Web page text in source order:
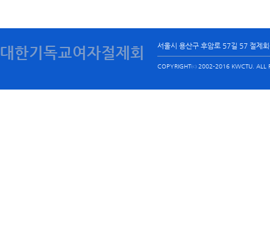
대한기독교여자절제회 서울시 용산구 후암로 57길 57 절제
COPYRIGHTⓒ 2002-2016 KWCTU. ALL